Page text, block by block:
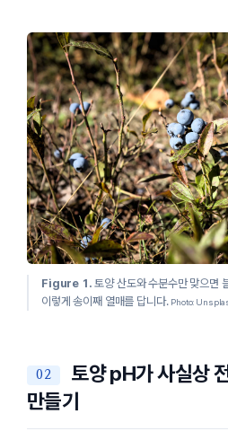
Figure 1. 토양 산도와 수분수만 맞으면
이렇게 송이째 열매를 답니다. Photo:
토양 pH가 사실상
만들기